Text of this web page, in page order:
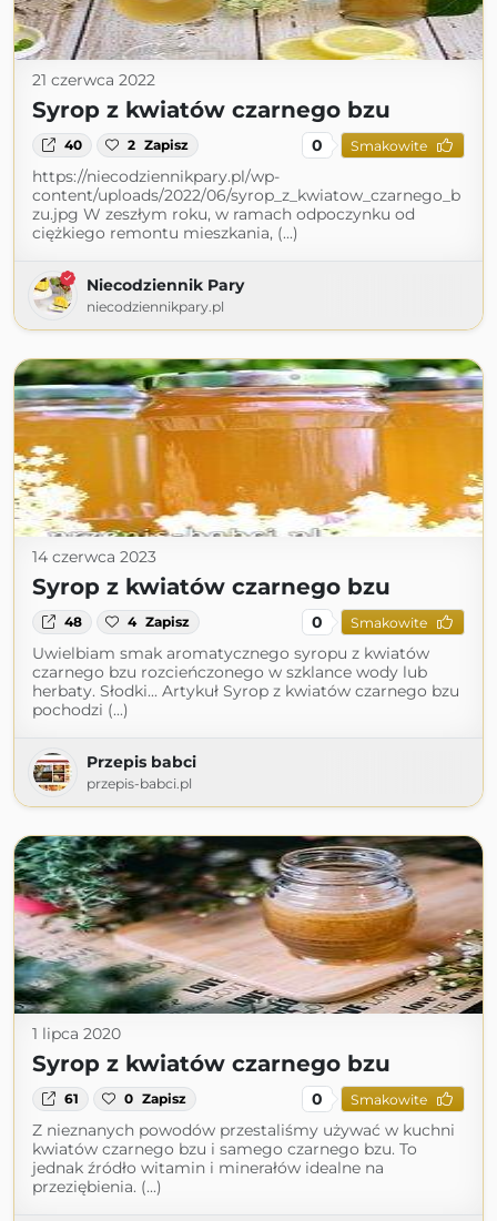
21 czerwca 2022
Syrop z kwiatów czarnego bzu
40 2 Zapisz 0 Smakowite
https://niecodziennikpary.pl/wp-
content/uploads/2022/06/syrop_z_kwiatow_czarnego_b
zu.jpg W zeszłym roku, w ramach odpoczynku od
ciężkiego remontu mieszkania, (...)
Niecodziennik Pary
niecodziennikpary.pl
14 czerwca 2023
Syrop z kwiatów czarnego bzu
48 4 Zapisz 0 Smakowite
Uwielbiam smak aromatycznego syropu z kwiatów
czarnego bzu rozcieńczonego w szklance wody lub
herbaty. Słodki... Artykuł Syrop z kwiatów czarnego bzu
pochodzi (...)
Przepis babci
przepis-babci.pl
1 lipca 2020
Syrop z kwiatów czarnego bzu
61 0 Zapisz 0 Smakowite
Z nieznanych powodów przestaliśmy używać w kuchni
kwiatów czarnego bzu i samego czarnego bzu. To
jednak źródło witamin i minerałów idealne na
przeziębienia. (...)